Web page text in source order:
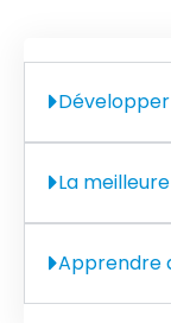
La
Apprendre